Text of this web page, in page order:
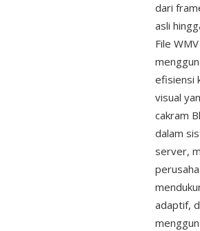
dari
asli
File
efisiensi
visual
cakram
dalam
server,
adaptif,